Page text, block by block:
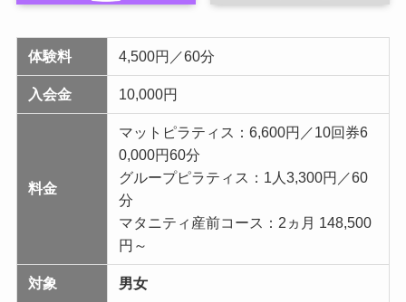
体験料 4,500円／60分
入会金 10,000円
料金
マットピラティス：6,600円／10回券6
0,000円60分
グループピラティス：1人3,300円／60
分
マタニティ産前コース：2ヵ月 148,500
円～
対象 男女